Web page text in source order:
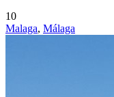
10
Malaga, Málaga